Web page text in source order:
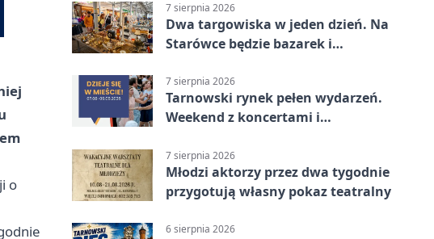
o
7 sierpnia 2026
Dwa targowiska w jeden dzień. Na
Starówce będzie bazarek i
7 sierpnia 2026
Tarnowski rynek pełen wydarzeń.
Weekend z koncertami i
7 sierpnia 2026
Młodzi aktorzy przez dwa tygodnie
przygotują własny pokaz teatralny
6 sierpnia 2026